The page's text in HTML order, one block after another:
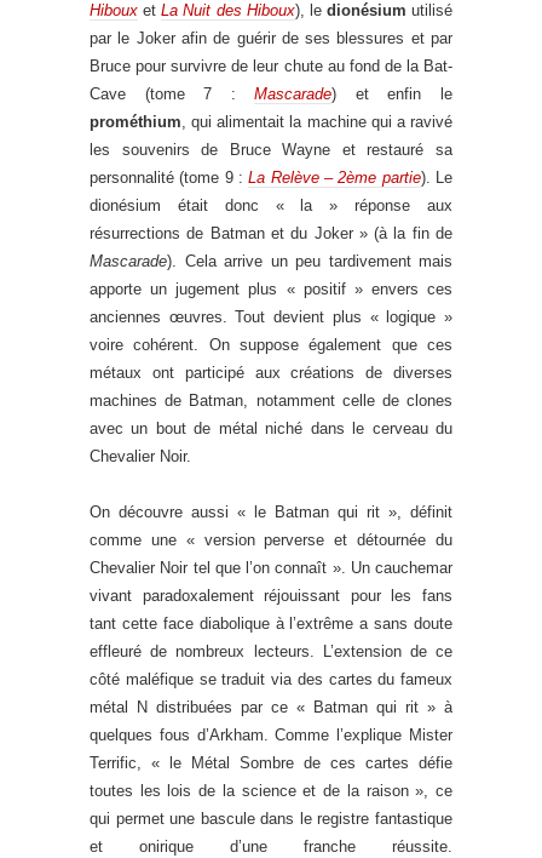
Hiboux etLa Nuit des Hiboux), le dionésium utilisé
par le Joker afin de guérir de ses blessures et par
Bruce pour survivre de leur chute au fond de la Bat-
Cave (tome 7 :Mascarade) et enfin le
prométhium, qui alimentait la machine qui a ravivé
les souvenirs de Bruce Wayne et restauré sa
personnalité (tome 9 :La Relève – 2ème partie). Le
dionésium était donc « la » réponse aux
résurrections de Batman et du Joker » (à la fin de
Mascarade). Cela arrive un peu tardivement mais
apporte un jugement plus « positif » envers ces
anciennes œuvres. Tout devient plus « logique »
voire cohérent. On suppose également que ces
métaux ont participé aux créations de diverses
machines de Batman, notamment celle de clones
avec un bout de métal niché dans le cerveau du
Chevalier Noir.
On découvre aussi « le Batman qui rit », définit
comme une « version perverse et détournée du
Chevalier Noir tel que l’on connaît ». Un cauchemar
vivant paradoxalement réjouissant pour les fans
tant cette face diabolique à l’extrême a sans doute
effleuré de nombreux lecteurs. L’extension de ce
côté maléfique se traduit via des cartes du fameux
métal N distribuées par ce « Batman qui rit » à
quelques fous d’Arkham. Comme l’explique Mister
Terrific, « le Métal Sombre de ces cartes défie
toutes les lois de la science et de la raison », ce
qui permet une bascule dans le registre fantastique
et onirique d’une franche réussite.